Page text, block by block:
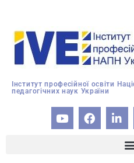
Інститут професійної освіти
педагогічних наук України